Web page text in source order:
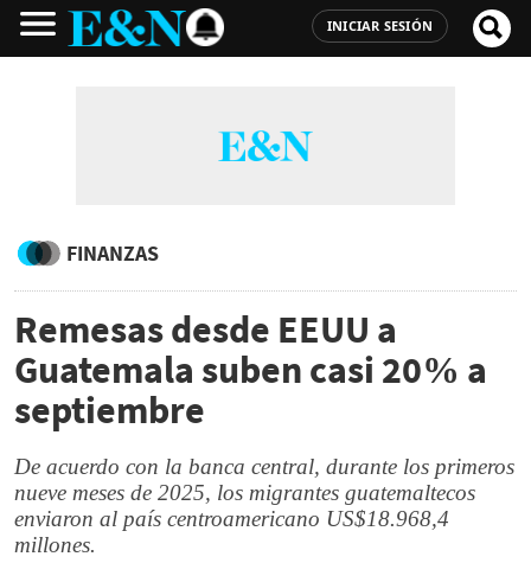
INICIAR SESIÓN
FINANZAS
Remesas desde EEUU a
Guatemala suben casi 20% a
septiembre
De acuerdo con la banca central, durante los primeros
nueve meses de 2025, los migrantes guatemaltecos
enviaron al país centroamericano US$18.968,4
millones.